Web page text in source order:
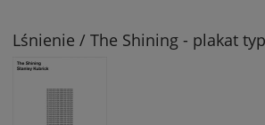
Lśnienie / The Shining - plakat